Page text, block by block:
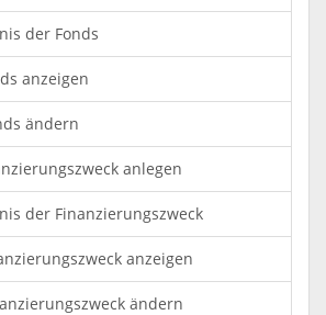
der Fonds
anzeigen
ändern
anlegen
der Finanzierungszweck
anzeigen
ändern